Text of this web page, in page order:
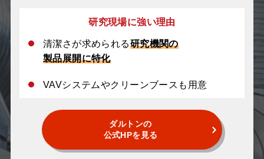
研究現場に強い理由
清潔さが求められる研究機関の
製品展開に特化
VAVシステムやクリーンブースも用意
ダルトンの
公式HPを見る